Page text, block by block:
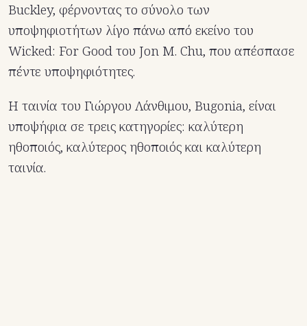
Buckley, φέρνοντας το σύνολο των
υποψηφιοτήτων λίγο πάνω από εκείνο του
Wicked: For Good του Jon M. Chu, που απέσπασε
πέντε υποψηφιότητες.
Η ταινία του Γιώργου Λάνθιμου, Bugonia, είναι
υποψήφια σε τρεις κατηγορίες: καλύτερη
ηθοποιός, καλύτερος ηθοποιός και καλύτερη
ταινία.